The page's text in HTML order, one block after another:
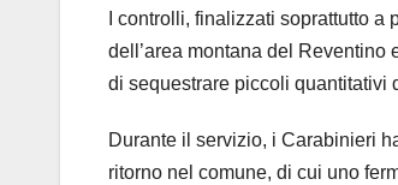
I controlli, finalizzati soprattutto
dell’area montana del Reventino
di sequestrare piccoli quantitativi
Durante il servizio, i Carabinieri
ritorno nel comune, di cui uno